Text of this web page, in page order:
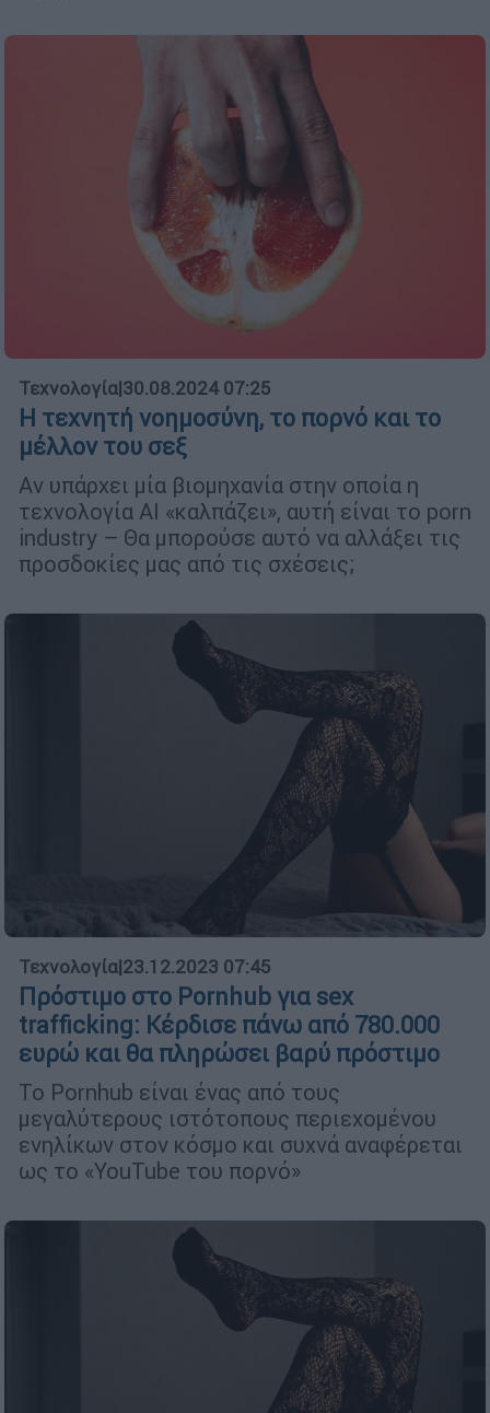
Τεχνολογία|30.08.2024 07:25
Η τεχνητή νοημοσύνη, το πορνό και το
μέλλον του σεξ
Αν υπάρχει μία βιομηχανία στην οποία η
τεχνολογία ΑΙ «καλπάζει», αυτή είναι το porn
industry – Θα μπορούσε αυτό να αλλάξει τις
προσδοκίες μας από τις σχέσεις;
Τεχνολογία|23.12.2023 07:45
Πρόστιμο στο Pornhub για sex
trafficking: Κέρδισε πάνω από 780.000
ευρώ και θα πληρώσει βαρύ πρόστιμο
Το Pornhub είναι ένας από τους
μεγαλύτερους ιστότοπους περιεχομένου
ενηλίκων στον κόσμο και συχνά αναφέρεται
ως το «YouTube του πορνό»